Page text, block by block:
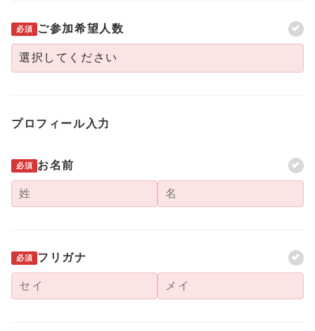
必須 ご参加希望人数
プロフィール入力
必須 お名前
必須 フリガナ